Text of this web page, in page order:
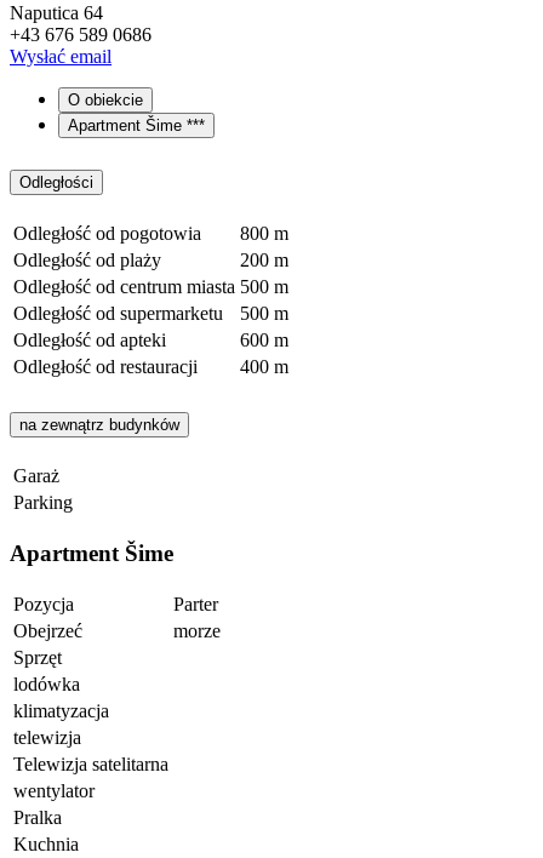
Naputica 64
+43 676 589 0686
Wysłać email
O obiekcie
Apartment Šime ***
Odległości
Odległość od pogotowia
800 m
Odległość od plaży
200 m
Odległość od centrum miasta 500 m
Odległość od supermarketu
500 m
Odległość od apteki
600 m
Odległość od restauracji
400 m
na zewnątrz budynków
Garaż
Parking
Apartment Šime
Pozycja
Parter
Obejrzeć
morze
Sprzęt
lodówka
klimatyzacja
telewizja
Telewizja satelitarna
wentylator
Pralka
Kuchnia